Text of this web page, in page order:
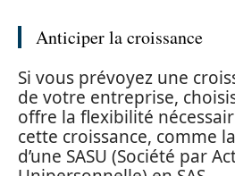
Anticiper la croissance
Si vous prévoyez une
de votre entreprise,
offre la flexibilité
cette croissance, comme
d’une SASU (Société par